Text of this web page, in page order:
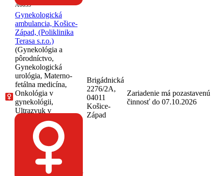
A0035
Gynekologická
ambulancia, Košice-
Západ, (Poliklinika
Terasa s.r.o.)
(Gynekológia a
pôrodníctvo,
Gynekologická
urológia, Materno-
fetálna medicína,
Onkológia v
gynekológii,
Ultrazvuk v
gynekológii a
pôrodníctve,
Mamodiagnostika v
gynekológii,
Abdominálna
ultrasonografia u
dospelých) 68-36202215-
Brigádnická
2276/2A,
04011
Košice-
Západ
Zariadenie má pozastavenú
činnosť do 07.10.2026